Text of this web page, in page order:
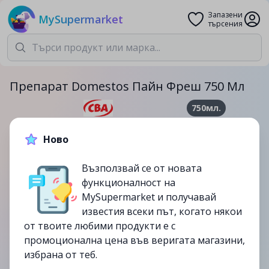
MySupermarket
Запазени
търсения
Препарат Domestos Пайн Фреш 750 Мл
750мл.
4.59лв.
30/07
Ново
Възползвай се от новата
функционалност на
MySupermarket и получавай
известия всеки път, когато някои
от твоите любими продукти е с
промоционална цена във веригата магазини,
избрана от теб.